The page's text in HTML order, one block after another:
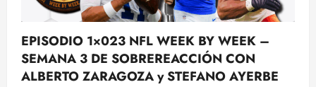
EPISODIO 1×023 NFL WEEK BY WEEK –
SEMANA 3 DE SOBREREACCIÓN CON
ALBERTO ZARAGOZA y STEFANO AYERBE